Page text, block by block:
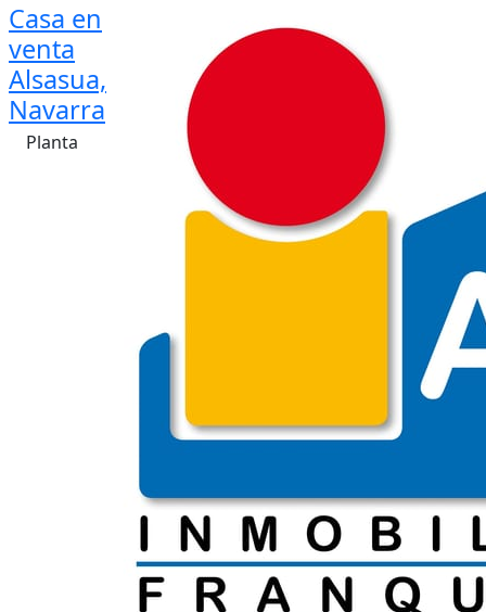
Casa en
venta
Alsasua,
Navarra
Planta